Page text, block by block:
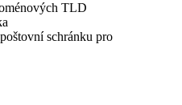
TLD
schránku pro